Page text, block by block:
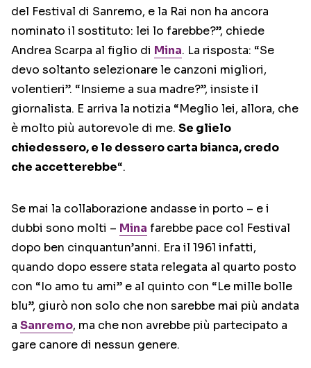
del Festival di Sanremo, e la Rai non ha ancora
nominato il sostituto: lei lo farebbe?”, chiede
Andrea Scarpa al figlio di Mina. La risposta: “Se
devo soltanto selezionare le canzoni migliori,
volentieri”. “Insieme a sua madre?”, insiste il
giornalista. E arriva la notizia “Meglio lei, allora, che
è molto più autorevole di me. Se glielo
chiedessero, e le dessero carta bianca, credo
che accetterebbe“.
Se mai la collaborazione andasse in porto – e i
dubbi sono molti – Mina farebbe pace col Festival
dopo ben cinquantun’anni. Era il 1961 infatti,
quando dopo essere stata relegata al quarto posto
con “Io amo tu ami” e al quinto con “Le mille bolle
blu”, giurò non solo che non sarebbe mai più andata
a Sanremo, ma che non avrebbe più partecipato a
gare canore di nessun genere.